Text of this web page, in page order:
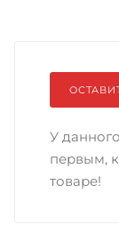
У
первым,
товаре!